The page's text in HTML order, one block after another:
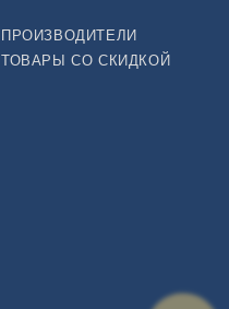
ПРОИЗВОДИТЕЛИ
ТОВАРЫ СО СКИДКОЙ